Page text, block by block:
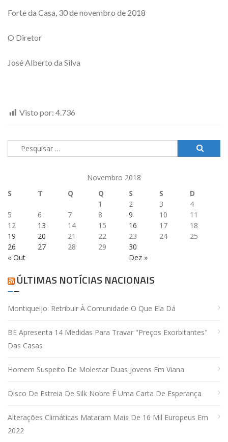
Forte da Casa, 30 de novembro de 2018
O Diretor
José Alberto da Silva
Visto por: 4.736
Pesquisar
por:
Novembro 2018
S
T Q Q S S D
« Out Dez »
1 2 3
4
5
6 7 8 9 10
11
12
13 14 15 16 17
18
19
20 21 22 23 24
25
26
27 28 29 30
ÚLTIMAS NOTÍCIAS NACIONAIS
Montiqueijo: Retribuir À Comunidade O Que Ela Dá
BE Apresenta 14 Medidas Para Travar "preços Exorbitantes"
Das Casas
Homem Suspeito De Molestar Duas Jovens Em Viana
Disco De Estreia De Silk Nobre É Uma Carta De Esperança
Alterações Climáticas Mataram Mais De 16 Mil Europeus Em
2022